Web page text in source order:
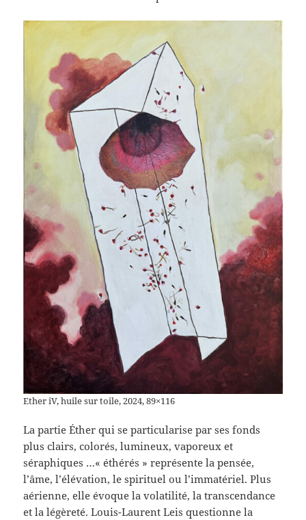
Ether iV, huile sur toile, 2024, 89×116
La partie Éther qui se particularise par ses fonds
plus clairs, colorés, lumineux, vaporeux et
séraphiques …« éthérés » représente la pensée,
l’âme, l’élévation, le spirituel ou l’immatériel. Plus
aérienne, elle évoque la volatilité, la transcendance
et la légèreté. Louis-Laurent Leis questionne la